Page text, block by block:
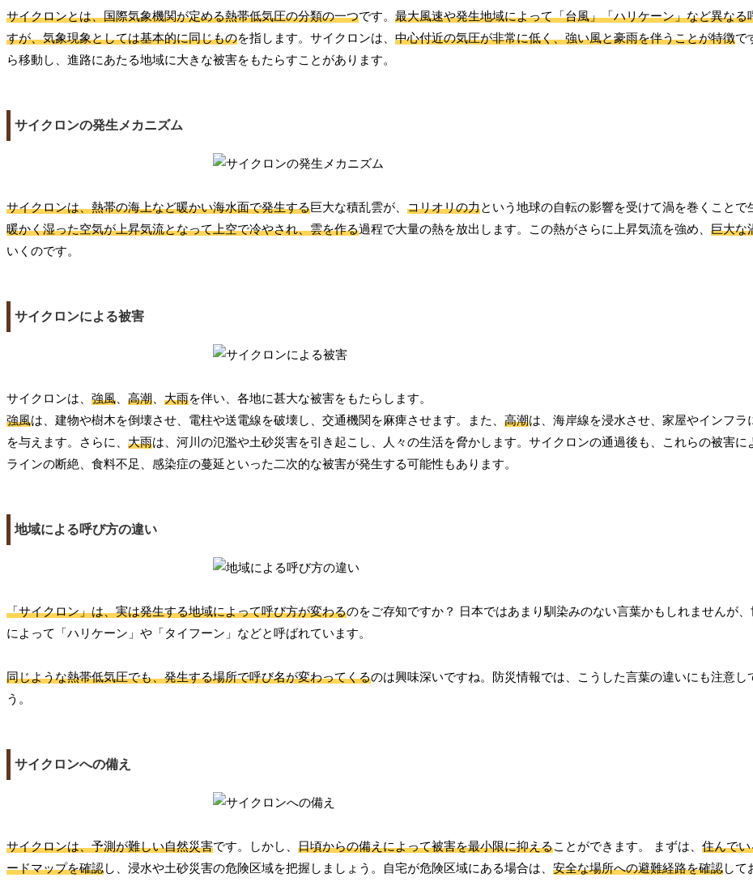
サイクロンとは、国際気象機関が定める熱帯低気圧の分類の一つです。 最大風速や発生地域によって「台風」「ハリケーン」など異なる
すが、気象現象としては基本的に同じものを指します。サイクロンは、 中心付近の気圧が非常に低く、強い風と豪雨を伴うことが特徴で
ら移動し、進路にあたる地域に大きな被害をもたらすことがあります。
サイクロンの発生メカニズム
サイクロンは、熱帯の海上など暖かい海水面で発生する巨大な積乱雲が、 コリオリの力という地球の自転の影響を受けて渦を巻くことで
暖かく湿った空気が上昇気流となって上空で冷やされ、雲を作る過程で大量の熱を放出します。この熱がさらに上昇気流を強め、 巨大な
いくのです。
サイクロンによる被害
サイクロンは、 強風 高潮 大雨を伴い、各地に甚大な被害をもたらします。
強風は、建物や樹木を倒壊させ、電柱や送電線を破壊し、交通機関を麻痺させます。また、 高潮は、海岸線を浸水させ、家屋やインフラ
を与えます。さらに、 大雨は、河川の氾濫や土砂災害を引き起こし、人々の生活を脅かします。サイクロンの通過後も、これらの被害に
ラインの断絶、食料不足、感染症の蔓延といった二次的な被害が発生する可能性もあります。
地域による呼び方の違い
「サイクロン」は、実は発生する地域によって呼び方が変わるのをご存知ですか？ 日本ではあまり馴染みのない言葉かもしれませんが
によって「ハリケーン」や「タイフーン」などと呼ばれています。
同じような熱帯低気圧でも、発生する場所で呼び名が変わってくるのは興味深いですね。防災情報では、こうした言葉の違いにも注意し
う。
サイクロンへの備え
サイクロンは、予測が難しい自然災害です。しかし、 日頃からの備えによって被害を最小限に抑えることができます。 まずは、 住んで
ードマップを確認し、浸水や土砂災害の危険区域を把握しましょう。自宅が危険区域にある場合は、 安全な場所への避難経路を確認して